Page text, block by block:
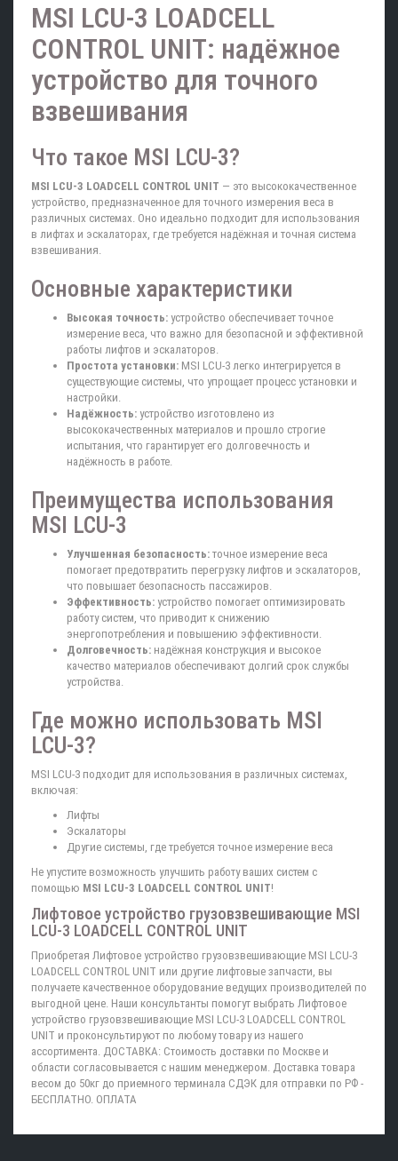
MSI LCU-3 LOADCELL
CONTROL UNIT: надёжное
устройство для точного
взвешивания
Что такое MSI LCU-3?
MSI LCU-3 LOADCELL CONTROL UNIT — это высококачественное
устройство, предназначенное для точного измерения веса в
различных системах. Оно идеально подходит для использования
в лифтах и эскалаторах, где требуется надёжная и точная система
взвешивания.
Основные характеристики
Высокая точность: устройство обеспечивает точное
измерение веса, что важно для безопасной и эффективной
работы лифтов и эскалаторов.
Простота установки: MSI LCU-3 легко интегрируется в
существующие системы, что упрощает процесс установки и
настройки.
Надёжность: устройство изготовлено из
высококачественных материалов и прошло строгие
испытания, что гарантирует его долговечность и
надёжность в работе.
Преимущества использования
MSI LCU-3
Улучшенная безопасность: точное измерение веса
помогает предотвратить перегрузку лифтов и эскалаторов,
что повышает безопасность пассажиров.
Эффективность: устройство помогает оптимизировать
работу систем, что приводит к снижению
энергопотребления и повышению эффективности.
Долговечность: надёжная конструкция и высокое
качество материалов обеспечивают долгий срок службы
устройства.
Где можно использовать MSI
LCU-3?
MSI LCU-3 подходит для использования в различных системах,
включая:
Лифты
Эскалаторы
Другие системы, где требуется точное измерение веса
Не упустите возможность улучшить работу ваших систем с
помощью MSI LCU-3 LOADCELL CONTROL UNIT!
Лифтовое устройство грузовзвешивающие MSI
LCU-3 LOADCELL CONTROL UNIT
Приобретая Лифтовое устройство грузовзвешивающие MSI LCU-3
LOADCELL CONTROL UNIT или другие лифтовые запчасти, вы
получаете качественное оборудование ведущих производителей по
выгодной цене. Наши консультанты помогут выбрать Лифтовое
устройство грузовзвешивающие MSI LCU-3 LOADCELL CONTROL
UNIT и проконсультируют по любому товару из нашего
ассортимента. ДОСТАВКА: Стоимость доставки по Москве и
области согласовывается с нашим менеджером. Доставка товара
весом до 50кг до приемного терминала СДЭК для отправки по РФ -
БЕСПЛАТНО. ОПЛАТА